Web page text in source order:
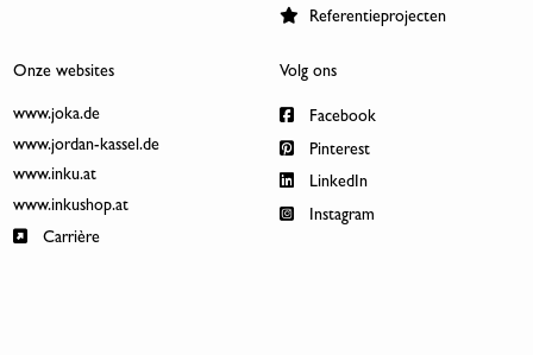
Referentieprojecten
Onze websites
www.joka.de
www.jordan-kassel.de
www.inku.at
www.inkushop.at
Carrière
Volg ons
Facebook
Pinterest
LinkedIn
Instagram